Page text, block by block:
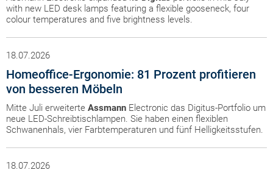
with new LED desk lamps featuring a flexible gooseneck, four
colour temperatures and five brightness levels.
18.07.2026
Homeoffice-Ergonomie: 81 Prozent profitieren
von besseren Möbeln
Mitte Juli erweiterte Assmann Electronic das Digitus-Portfolio um
neue LED-Schreibtischlampen. Sie haben einen flexiblen
Schwanenhals, vier Farbtemperaturen und fünf Helligkeitsstufen.
18.07.2026